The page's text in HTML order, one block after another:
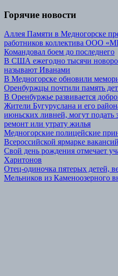
Горячие новости
Аллея Памяти в Медногорске
работников коллектива
Командовал боем до последнего
В США ежегодно тысячи
называют Иванами
В Медногорске обновили
Оренбуржцы почтили память
В Оренбуржье развивается
Жители Бугуруслана и его
июньских ливней, могут подать
ремонт или утрату жилья
Медногорские полицейские
Всероссийской ярмарке вакансий
Свой день рождения отмечает
Харитонов
Отец-одиночка пятерых детей,
Мельников из Каменоозерного